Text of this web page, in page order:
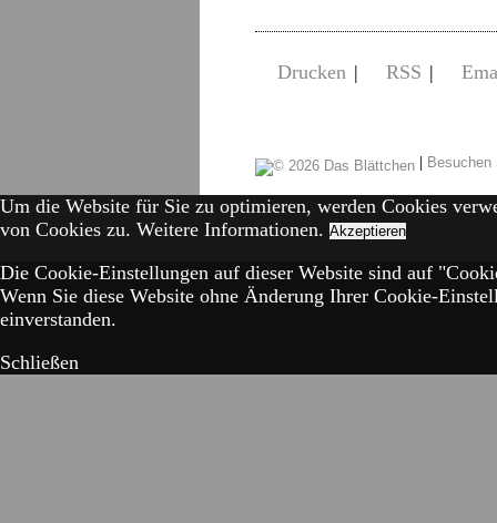
Drucken | RSS |
|
Um die Website für Sie zu optimieren, werden Cookies
von Cookies zu. Weitere Informationen. Akzeptieren
Die Cookie-Einstellungen auf dieser Website sind auf
Wenn Sie diese Website ohne Änderung Ihrer Cookie-
einverstanden.
Schließen